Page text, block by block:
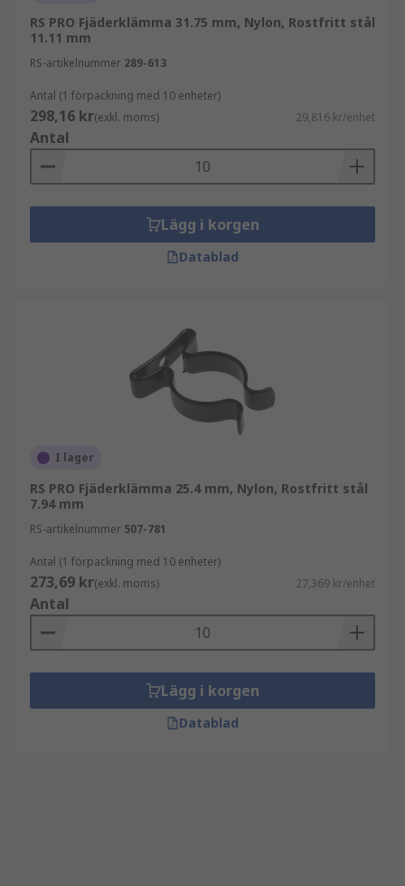
RS PRO Fjäderklämma 31.75 mm, Nylon, Rostfritt stål
11.11 mm
RS-artikelnummer 289-613
Antal (1 förpackning med 10 enheter)
298,16 kr(exkl. moms) 29,816 kr/enhet
Antal
Lägg i korgen
Datablad
I lager
RS PRO Fjäderklämma 25.4 mm, Nylon, Rostfritt stål
7.94 mm
RS-artikelnummer 507-781
Antal (1 förpackning med 10 enheter)
273,69 kr(exkl. moms) 27,369 kr/enhet
Antal
Lägg i korgen
Datablad